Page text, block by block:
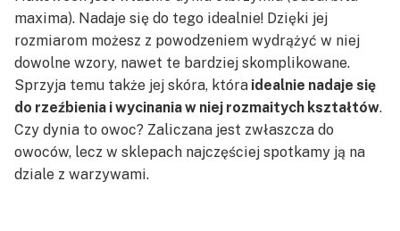
maxima). Nadaje się do tego idealnie! Dzięki jej
rozmiarom możesz z powodzeniem wydrążyć w niej
dowolne wzory, nawet te bardziej skomplikowane.
Sprzyja temu także jej skóra, która idealnie nadaje się
do rzeźbienia i wycinania w niej rozmaitych kształtów.
Czy dynia to owoc? Zaliczana jest zwłaszcza do
owoców, lecz w sklepach najczęściej spotkamy ją na
dziale z warzywami.